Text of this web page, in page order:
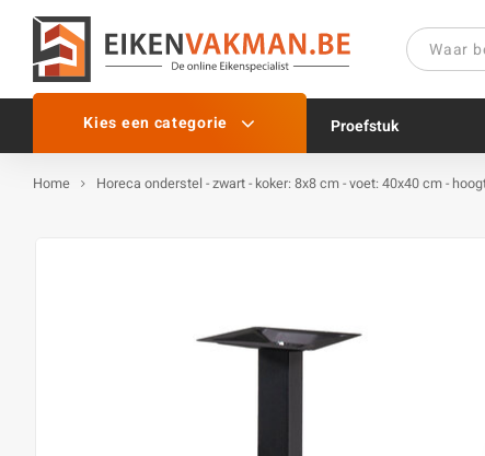
Kies een categorie Proefstuk
Home Horeca onderstel - zwart - koker: 8x8 cm - voet: 40x40 cm -